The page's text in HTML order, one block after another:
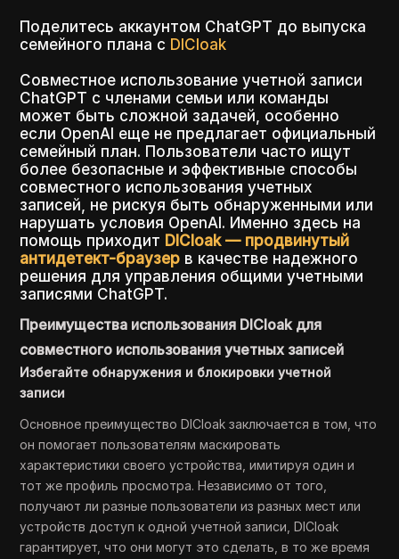
Поделитесь аккаунтом ChatGPT до выпуска
семейного плана с DICloak
Совместное использование учетной записи
ChatGPT с членами семьи или команды
может быть сложной задачей, особенно
если OpenAI еще не предлагает официальный
семейный план. Пользователи часто ищут
более безопасные и эффективные способы
совместного использования учетных
записей, не рискуя быть обнаруженными или
нарушать условия OpenAI. Именно здесь на
помощь приходит DICloak — продвинутый
антидетект-браузер в качестве надежного
решения для управления общими учетными
записями ChatGPT.
Преимущества использования DICloak для
совместного использования учетных записей
Избегайте обнаружения и блокировки учетной
записи
Основное преимущество DICloak заключается в том, что
он помогает пользователям маскировать
характеристики своего устройства, имитируя один и
тот же профиль просмотра. Независимо от того,
получают ли разные пользователи из разных мест или
устройств доступ к одной учетной записи, DICloak
гарантирует, что они могут это сделать, в то же время